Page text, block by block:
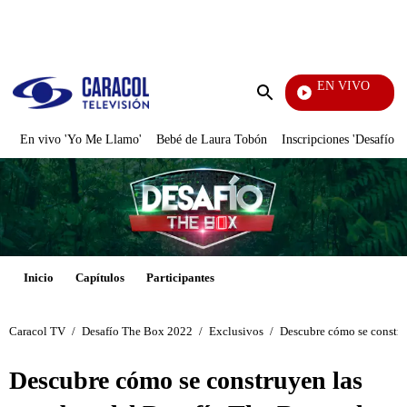
Enviar
EN VIVO
Los
En vivo 'Yo Me Llamo' Bebé de Laura Tobón Inscripciones 'Desafío'
Inicio Capítulos Participantes
Caracol TV / Desafío The Box 2022 / Exclusivos / Descubre cómo se
Descubre cómo se construyen las